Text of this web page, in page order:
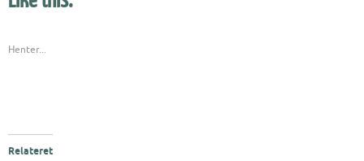
Henter...
Relateret